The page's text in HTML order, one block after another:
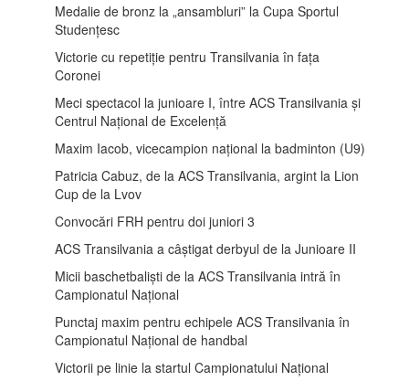
Medalie de bronz la „ansambluri” la Cupa Sportul
Studențesc
Victorie cu repetiție pentru Transilvania în fața
Coronei
Meci spectacol la junioare I, între ACS Transilvania și
Centrul Național de Excelență
Maxim Iacob, vicecampion național la badminton (U9)
Patricia Cabuz, de la ACS Transilvania, argint la Lion
Cup de la Lvov
Convocări FRH pentru doi juniori 3
ACS Transilvania a câștigat derbyul de la Junioare II
Micii baschetbaliști de la ACS Transilvania intră în
Campionatul Național
Punctaj maxim pentru echipele ACS Transilvania în
Campionatul Național de handbal
Victorii pe linie la startul Campionatului Național